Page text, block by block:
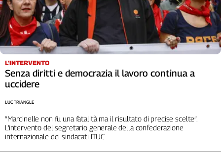
Toscana
Trentino
Umbria
Valle
D'Aosta
Veneto
Archivio
1955-
L'INTERVENTO
Senza diritti e democrazia il lavoro continua a
uccidere
“Marcinelle non fu una fatalità ma il risultato di precise scelte”.
L’intervento del segretario generale della confederazione
internazionale dei sindacati ITUC
LUC TRIANGLE